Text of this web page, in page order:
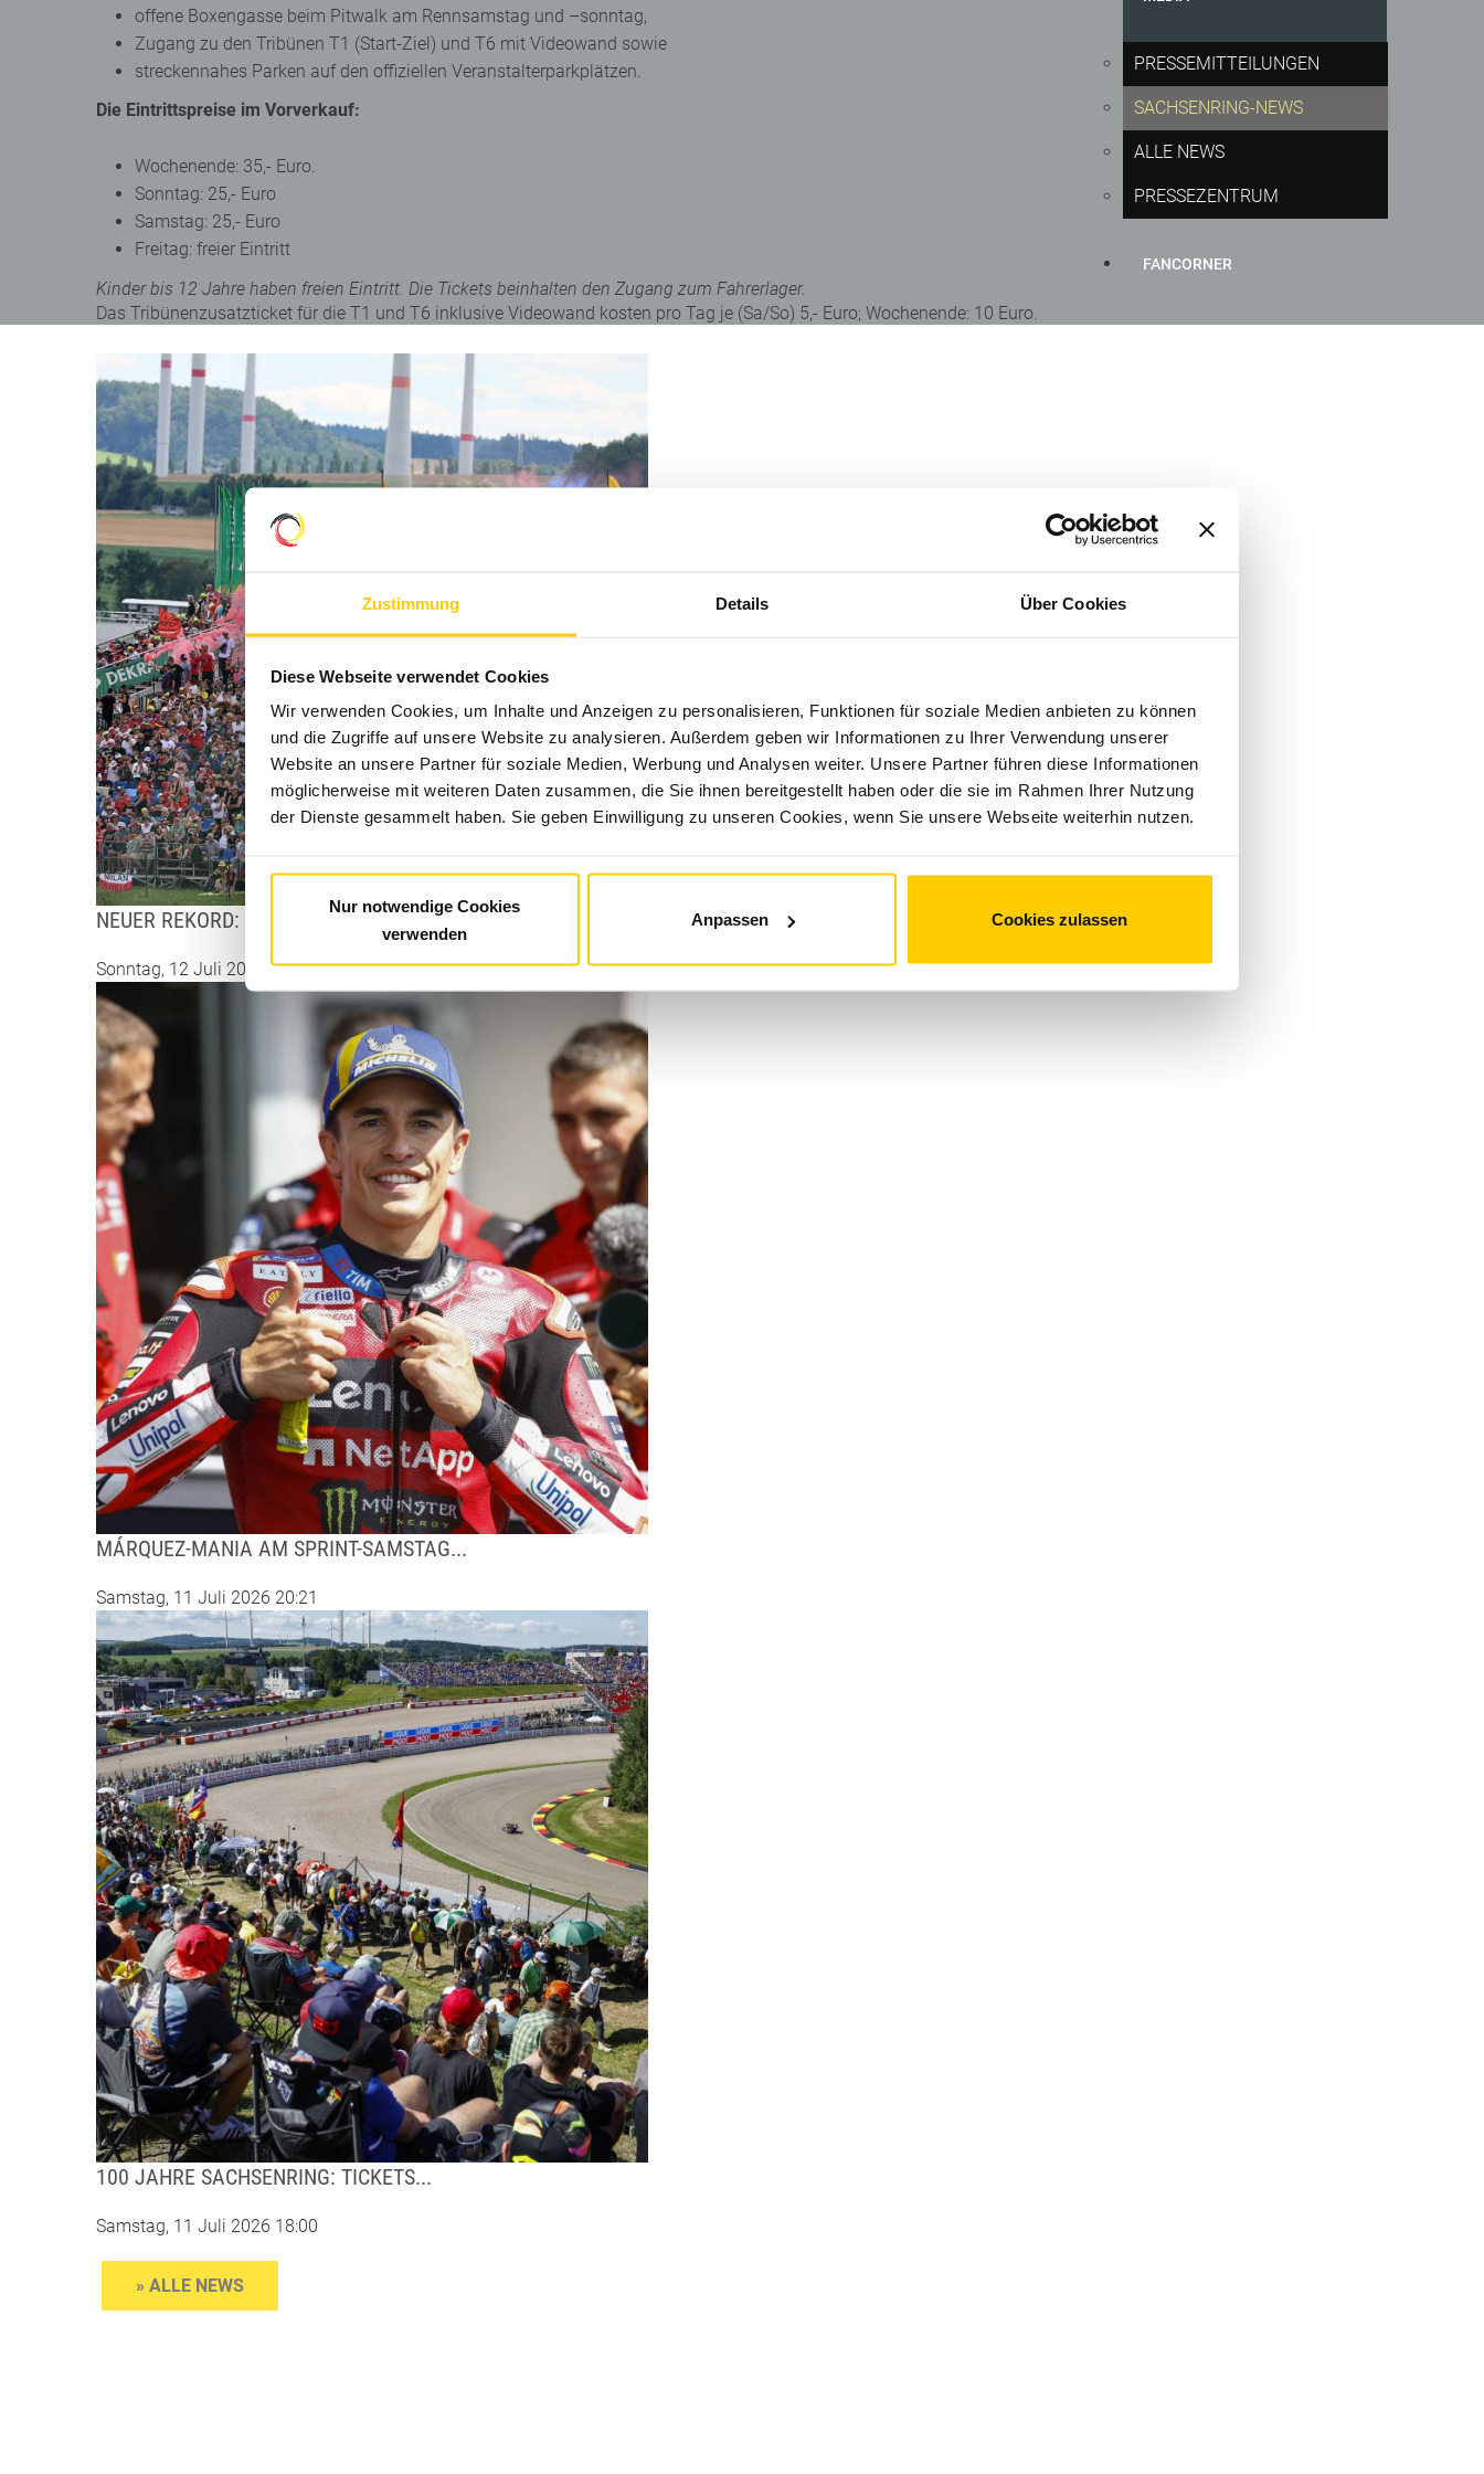
Zustimmung Details Über Cookies
Diese Webseite verwendet Cookies
Wir verwenden Cookies, um Inhalte und Anzeigen zu personalisieren, Funktionen für soziale Medien anbieten zu können
und die Zugriffe auf unsere Website zu analysieren. Außerdem geben wir Informationen zu Ihrer Verwendung unserer
Website an unsere Partner für soziale Medien, Werbung und Analysen weiter. Unsere Partner führen diese Informationen
möglicherweise mit weiteren Daten zusammen, die Sie ihnen bereitgestellt haben oder die sie im Rahmen Ihrer Nutzung
der Dienste gesammelt haben. Sie geben Einwilligung zu unseren Cookies, wenn Sie unsere Webseite weiterhin nutzen.
Nur notwendige Cookies
verwenden
Anpassen Cookies zulassen
PRESSEMITTEILUNGEN
SACHSENRING-NEWS
ALLE NEWS
PRESSEZENTRUM
FANCORNER
offene Boxengasse beim Pitwalk am Rennsamstag und –sonntag,
Zugang zu den Tribünen T1 (Start-Ziel) und T6 mit Videowand sowie
streckennahes Parken auf den offiziellen Veranstalterparkplätzen.
Die Eintrittspreise im Vorverkauf:
Wochenende: 35,- Euro.
Sonntag: 25,- Euro
Samstag: 25,- Euro
Freitag: freier Eintritt
Kinder bis 12 Jahre haben freien Eintritt. Die Tickets beinhalten den Zugang zum Fahrerlager.
Das Tribünenzusatzticket für die T1 und T6 inklusive Videowand kosten pro Tag je (Sa/So) 5,- Euro; Wochenende: 10 Euro.
NEUER REKORD: AUSVERKAUFTER...
Sonntag, 12 Juli 2026 14:59
MÁRQUEZ-MANIA AM SPRINT-SAMSTAG...
Samstag, 11 Juli 2026 20:21
100 JAHRE SACHSENRING: TICKETS...
Samstag, 11 Juli 2026 18:00
» ALLE NEWS